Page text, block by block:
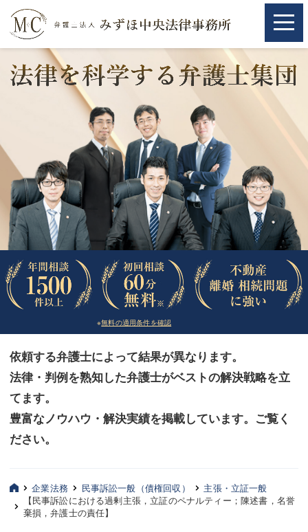
ホーム
相続・遺言
離婚（夫婦間トラブル）
企業法務
労働問題（解雇，残業等）
刑事弁護
交通事故
法律相談など（その他）
お客様へ
みずほ中央の特長・実質編
みずほ中央の特長・形式編
三平 聡史
※無料の適用条件を確認
依頼する弁護士によって結果が異なります。
法律・判例を熟知した弁護士がベストの解決戦略を立
てます。
豊富なノウハウ・解決実績を掲載しています。ご覧く
ださい。
ホーム
相続・遺言
離婚（夫婦間トラブル）
企業法務
労働問題（解雇，残業等）
刑事弁護
交通事故
法律相談など（その他）
お客様へ
みずほ中央の特長・実質編
みずほ中央の特長・形式編
三平 聡史
企業法務 民事訴訟一般（債権回収）
主張・立証一般
【民事訴訟における過剰主張，立証のペナルティー；陳述書，名誉
棄損，弁護士の責任】